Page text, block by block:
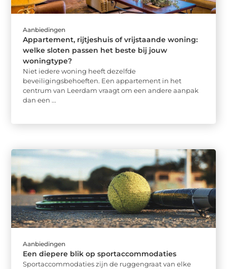
Aanbiedingen
Appartement, rijtjeshuis of vrijstaande woning:
welke sloten passen het beste bij jouw
woningtype?
Niet iedere woning heeft dezelfde
beveiligingsbehoeften. Een appartement in het
centrum van Leerdam vraagt om een andere aanpak
dan een ...
Aanbiedingen
Een diepere blik op sportaccommodaties
Sportaccommodaties zijn de ruggengraat van elke